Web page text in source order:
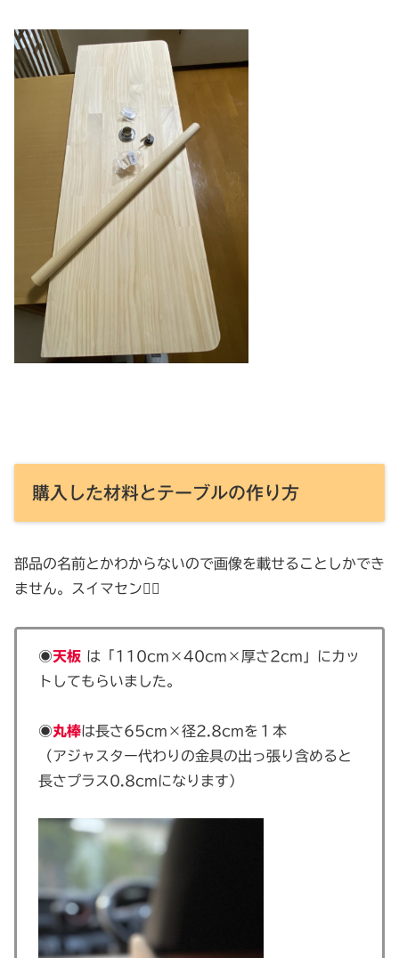
購入した材料とテーブルの作り方
部品の名前とかわからないので画像を載せることしかでき
ません。スイマセン🙇‍♀️
◉天板 は「110cm×40cm×厚さ2cm」にカッ
トしてもらいました。
◉丸棒は長さ65cm×径2.8cmを１本
（アジャスター代わりの金具の出っ張り含めると
長さプラス0.8cmになります）